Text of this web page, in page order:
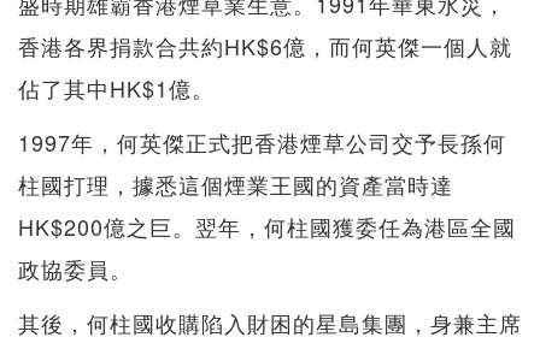
香港各界捐款合共約HK$6億，而何英傑一個人就
佔了其中HK$1億。
1997年，何英傑正式把香港煙草公司交予長孫何
柱國打理，據悉這個煙業王國的資產當時達
HK$200億之巨。翌年，何柱國獲委任為港區全國
政協委員。
其後，何柱國收購陷入財困的星島集團，身兼主席